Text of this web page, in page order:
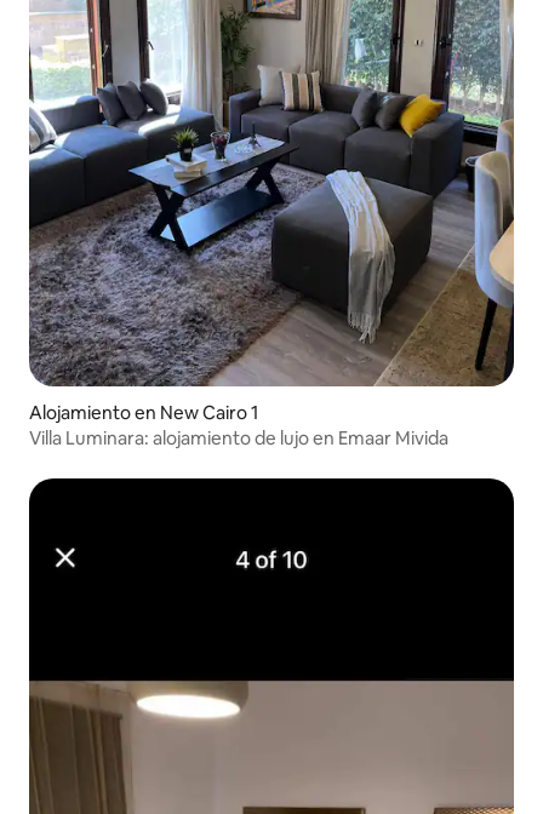
Alojamiento en New Cairo 1
Villa Luminara: alojamiento de lujo en Emaar Mivida